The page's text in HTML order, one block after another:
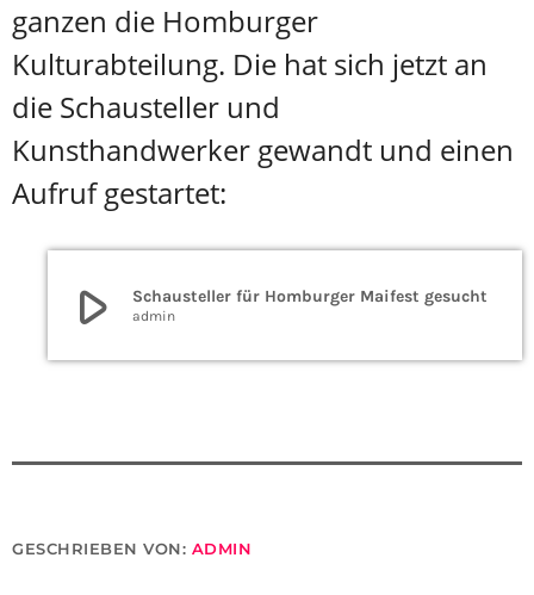
ganzen die Homburger
Kulturabteilung. Die hat sich jetzt an
die Schausteller und
Kunsthandwerker gewandt und einen
Aufruf gestartet:
play_arrow Schausteller für Homburger Maifest gesucht
admin
GESCHRIEBEN VON: ADMIN